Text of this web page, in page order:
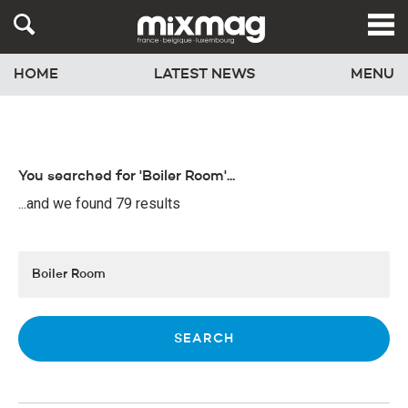
HOME LATEST NEWS MENU
You searched for 'Boiler Room'...
...and we found 79 results